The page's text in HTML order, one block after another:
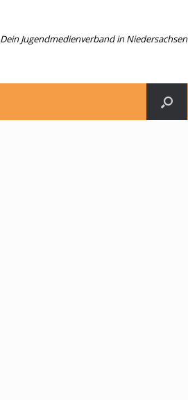
Dein Jugendmedienverband in Niedersachsen